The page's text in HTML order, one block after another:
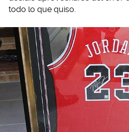
todo lo que quiso.